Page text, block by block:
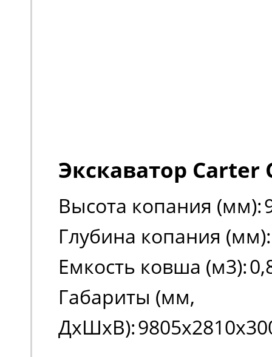
Экскаватор Carter
Высота копания (мм):
Глубина копания (мм):
Емкость ковша (м3):
Габариты (мм,
ДxШxВ):